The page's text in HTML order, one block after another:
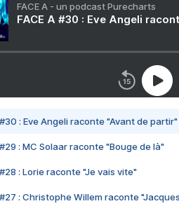
FACE A - un podcast Purecharts
FACE A #30 : Eve Angeli
#30 : Eve Angeli raconte "Avant de partir"
#29 : MC Solaar raconte "Bouge de là"
#28 : Lorie raconte "Je vais vite"
#27 : Christophe Willem raconte